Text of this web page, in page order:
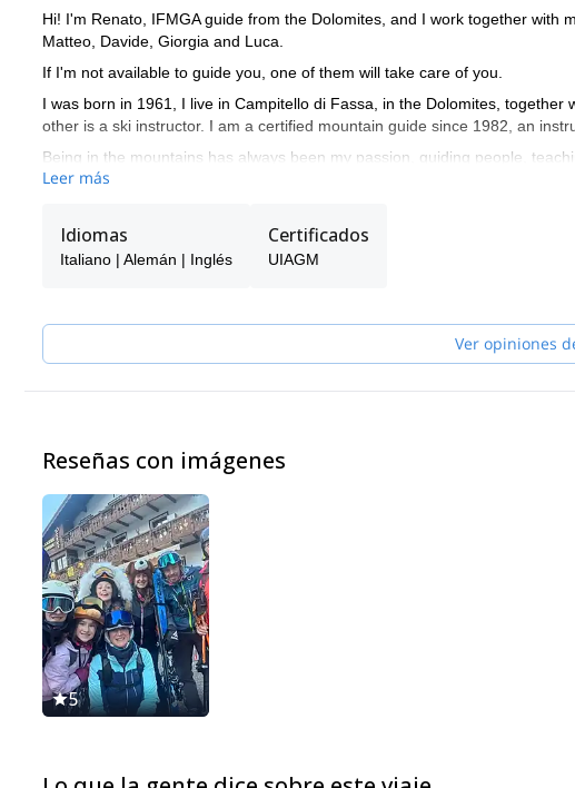
Hi! I'm Renato, IFMGA guide from the Dolomites, and I work together with
Matteo, Davide, Giorgia and Luca.
If I'm not available to guide you, one of them will take care of you.
I was born in 1961, I live in Campitello di Fassa, in the Dolomites,
other is a ski instructor. I am a certified mountain guide since 1982, an
Being in the mountains has always been my passion, guiding people,
of the year. I very much enjoy drawing nice curves in fresh powder snow
climbed in Yosemite Valley (California), Ben Nevis (Scotland) and
like Mt Denali (Alaska), Ama Dablam (6828m), Cho Oyu (8201m),
and multi pitch climbing. It will be my pleasure to guide you here and let
Leer más
Idiomas
Italiano | Alemán | Inglés
Certificados
UIAGM
Ver opiniones
Reseñas con imágenes
5